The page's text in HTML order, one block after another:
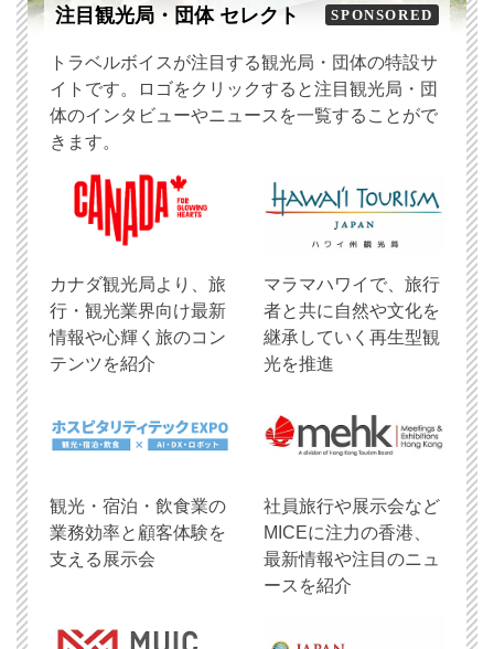
注目観光局・団体 セレクト SPONSORED
トラベルボイスが注目する観光局・団体の特設サ
イトです。ロゴをクリックすると注目観光局・団
体のインタビューやニュースを一覧することがで
きます。
​カナダ観光局より、旅
行・観光業界向け最新
情報や心輝く旅のコン
テンツを紹介
マラマハワイで、旅行
者と共に自然や文化を
継承していく再生型観
光を推進
観光・宿泊・飲食業の
業務効率と顧客体験を
支える展示会
社員旅行や展示会など
MICEに注力の香港、
最新情報や注目のニュ
ースを紹介